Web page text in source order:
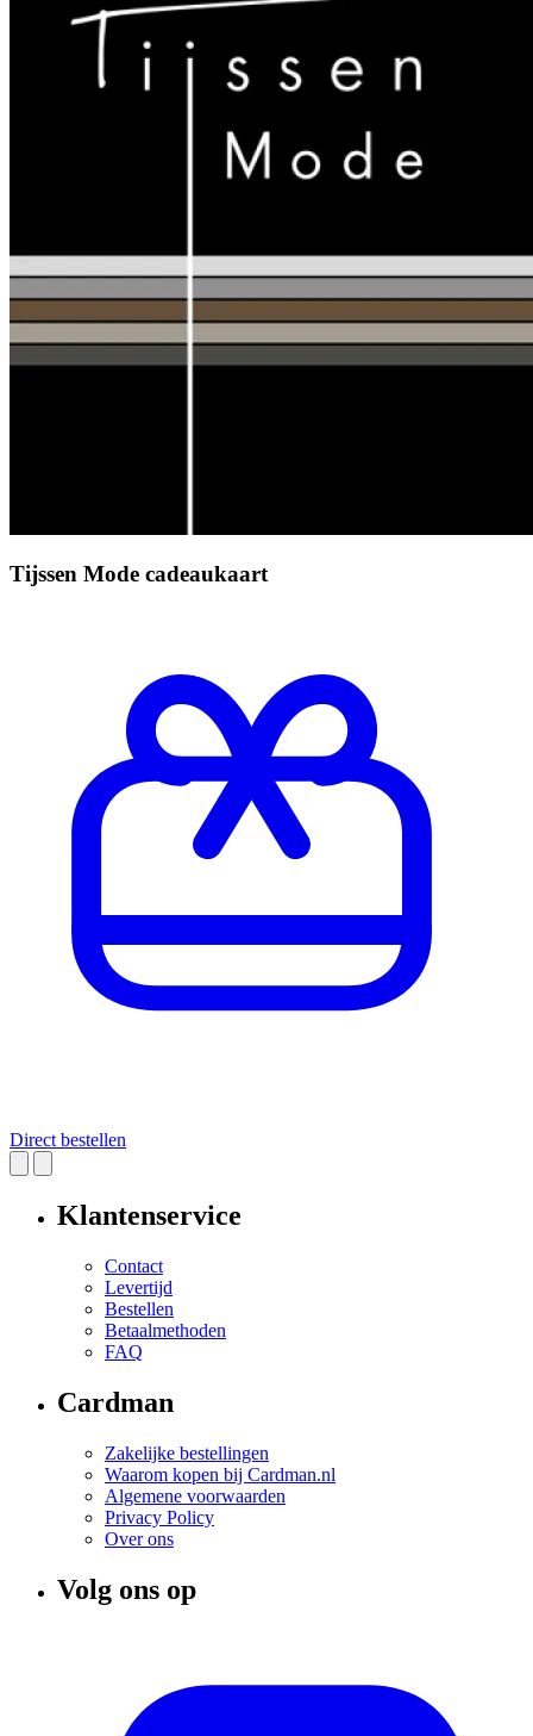
Tijssen Mode cadeaukaart
Direct bestellen
Klantenservice
Contact
Levertijd
Bestellen
Betaalmethoden
FAQ
Cardman
Zakelijke bestellingen
Waarom kopen bij Cardman.nl
Algemene voorwaarden
Privacy Policy
Over ons
Volg ons op